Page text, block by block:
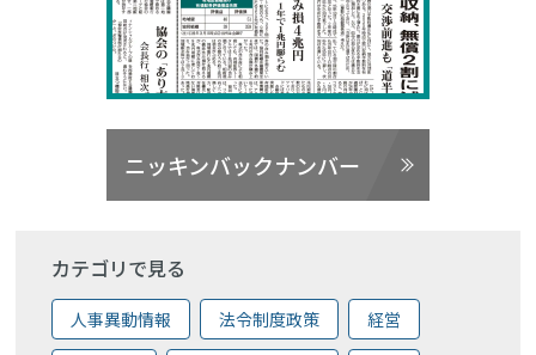
ニッキンバックナンバー
カテゴリで見る
人事異動情報 法令制度政策 経営